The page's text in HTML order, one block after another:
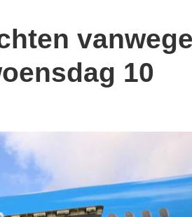
10